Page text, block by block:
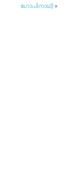
ഗോപിനാഥ്)»